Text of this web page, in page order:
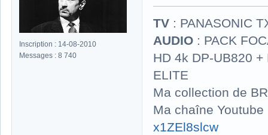
Inscription : 14-08-2010
Messages : 8 740
TV : PANASONIC
AUDIO : PACK
HD 4k DP-UB820
ELITE
Ma collection de
Ma chaîne
x1ZEl8slcw